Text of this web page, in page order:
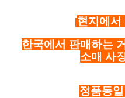
현지에서
한국에서 판매하는
소매 사
정품동